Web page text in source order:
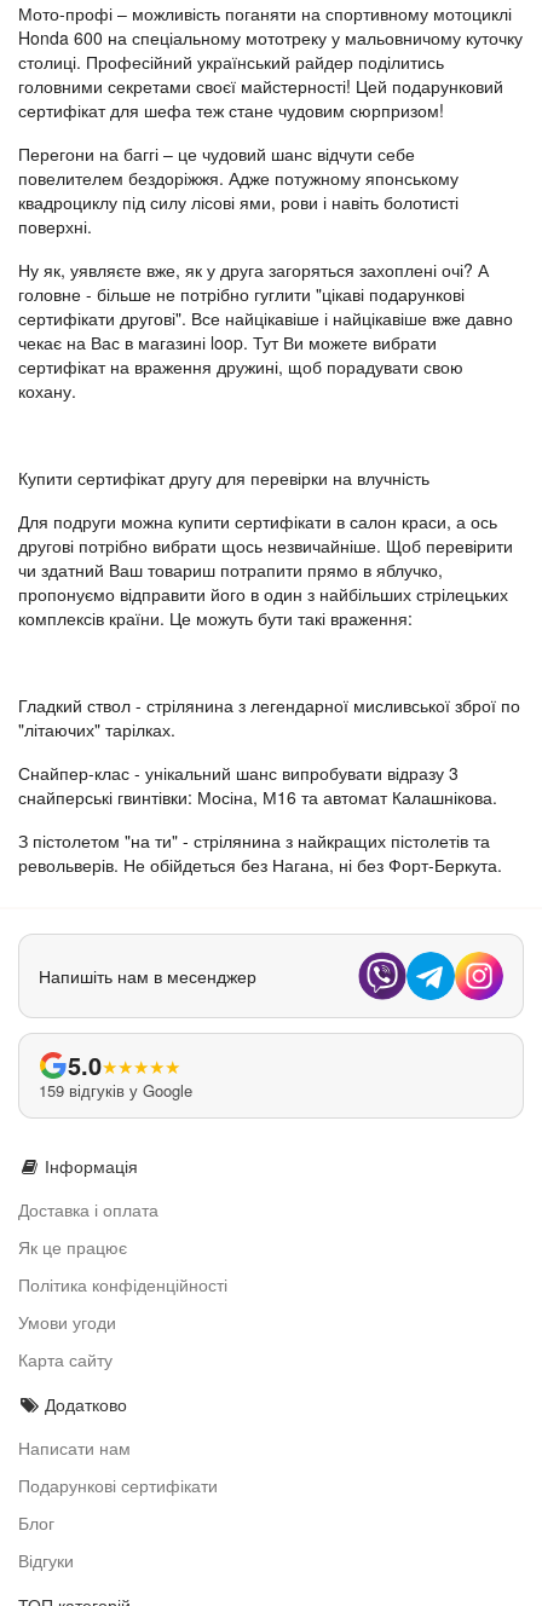
Мото-профі – можливість поганяти на спортивному мотоциклі
Honda 600 на спеціальному мототреку у мальовничому куточку
столиці. Професійний український райдер поділитись
головними секретами своєї майстерності! Цей подарунковий
сертифікат для шефа теж стане чудовим сюрпризом!
Перегони на баггі – це чудовий шанс відчути себе
повелителем бездоріжжя. Адже потужному японському
квадроциклу під силу лісові ями, рови і навіть болотисті
поверхні.
Ну як, уявляєте вже, як у друга загоряться захоплені очі? А
головне - більше не потрібно гуглити "цікаві подарункові
сертифікати другові". Все найцікавіше і найцікавіше вже давно
чекає на Вас в магазині loop. Тут Ви можете вибрати
сертифікат на враження дружині, щоб порадувати свою
кохану.
Купити сертифікат другу для перевірки на влучність
Для подруги можна купити сертифікати в салон краси, а ось
другові потрібно вибрати щось незвичайніше. Щоб перевірити
чи здатний Ваш товариш потрапити прямо в яблучко,
пропонуємо відправити його в один з найбільших стрілецьких
комплексів країни. Це можуть бути такі враження:
Гладкий ствол - стрілянина з легендарної мисливської зброї по
"літаючих" тарілках.
Снайпер-клас - унікальний шанс випробувати відразу 3
снайперські гвинтівки: Мосіна, М16 та автомат Калашнікова.
З пістолетом "на ти" - стрілянина з найкращих пістолетів та
револьверів. Не обійдеться без Нагана, ні без Форт-Беркута.
Напишіть нам в месенджер
5.0★★★★★
159 відгуків у Google
Інформація
Доставка і оплата
Як це працює
Політика конфіденційності
Умови угоди
Карта сайту
Додатково
Написати нам
Подарункові сертифікати
Блог
Відгуки